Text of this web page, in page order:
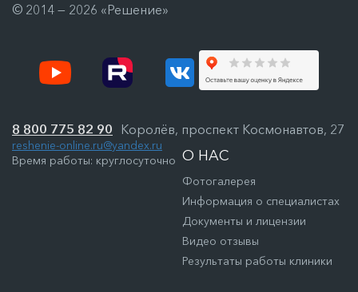
© 2014 — 2026 «Решение»
О НАС
Фотогалерея
Информация о специалистах
Документы и лицензии
Видео отзывы
Результаты работы клиники
8 800 775 82 90 Королёв, проспект Космонавтов, 27
reshenie-online.ru@yandex.ru
Время работы: круглосуточно